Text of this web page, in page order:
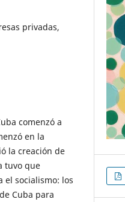
privadas,
comenzó a
en la
la creación de
tuvo que
socialismo: los
Cuba para